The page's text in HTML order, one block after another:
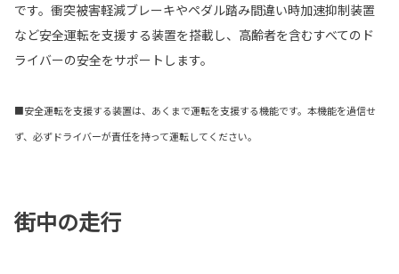
です。衝突被害軽減ブレーキやペダル踏み間違い時加速抑制装置
など安全運転を支援する装置を搭載し、高齢者を含むすべてのド
ライバーの安全をサポートします。
■安全運転を支援する装置は、あくまで運転を支援する機能です。本機能を過信せ
ず、必ずドライバーが責任を持って運転してください。
街中の走行